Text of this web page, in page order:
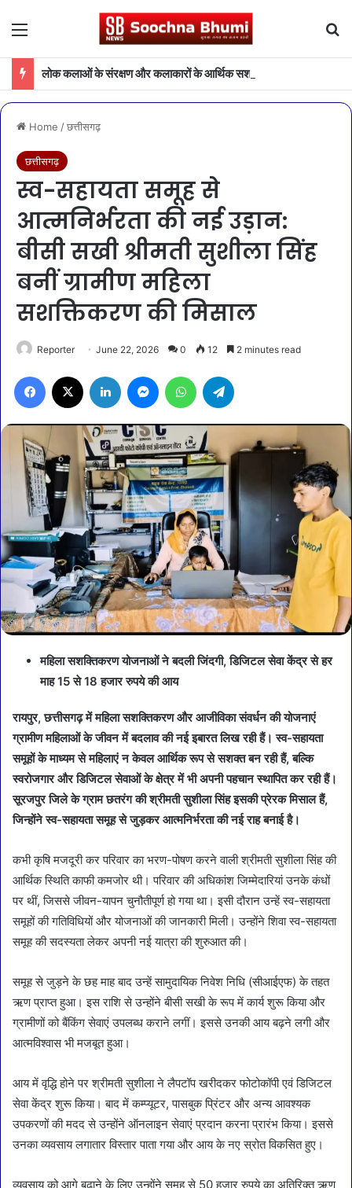
Menu
Home /छत्तीसगढ़
छत्तीसगढ़
स्व-सहायता समूह से
आत्मनिर्भरता की नई उड़ान:
बीसी सखी श्रीमती सुशीला सिंह
बनीं ग्रामीण महिला
सशक्तिकरण की मिसाल
Reporter June 22, 2026 0 12 2 minutes read
Facebook LinkedIn MessengerWhatsApp
महिला सशक्तिकरण योजनाओं ने बदली जिंदगी, डिजिटल सेवा केंद्र से हर
माह 15 से 18 हजार रुपये की आय
रायपुर, छत्तीसगढ़ में महिला सशक्तिकरण और आजीविका संवर्धन की योजनाएं
ग्रामीण महिलाओं के जीवन में बदलाव की नई इबारत लिख रही हैं। स्व-सहायता
समूहों के माध्यम से महिलाएं न केवल आर्थिक रूप से सशक्त बन रही हैं, बल्कि
स्वरोजगार और डिजिटल सेवाओं के क्षेत्र में भी अपनी पहचान स्थापित कर रही हैं।
सूरजपुर जिले के ग्राम छतरंग की श्रीमती सुशीला सिंह इसकी प्रेरक मिसाल हैं,
जिन्होंने स्व-सहायता समूह से जुड़कर आत्मनिर्भरता की नई राह बनाई है।
कभी कृषि मजदूरी कर परिवार का भरण-पोषण करने वाली श्रीमती सुशीला सिंह की
आर्थिक स्थिति काफी कमजोर थी। परिवार की अधिकांश जिम्मेदारियां उनके कंधों
पर थीं, जिससे जीवन-यापन चुनौतीपूर्ण हो गया था। इसी दौरान उन्हें स्व-सहायता
समूहों की गतिविधियों और योजनाओं की जानकारी मिली। उन्होंने शिवा स्व-सहायता
समूह की सदस्यता लेकर अपनी नई यात्रा की शुरुआत की।
समूह से जुड़ने के छह माह बाद उन्हें सामुदायिक निवेश निधि (सीआईएफ) के तहत
ऋण प्राप्त हुआ। इस राशि से उन्होंने बीसी सखी के रूप में कार्य शुरू किया और
ग्रामीणों को बैंकिंग सेवाएं उपलब्ध कराने लगीं। इससे उनकी आय बढ़ने लगी और
आत्मविश्वास भी मजबूत हुआ।
आय में वृद्धि होने पर श्रीमती सुशीला ने लैपटॉप खरीदकर फोटोकॉपी एवं डिजिटल
सेवा केंद्र शुरू किया। बाद में कम्प्यूटर, पासबुक प्रिंटर और अन्य आवश्यक
उपकरणों की मदद से उन्होंने ऑनलाइन सेवाएं प्रदान करना प्रारंभ किया। इससे
उनका व्यवसाय लगातार विस्तार पाता गया और आय के नए स्रोत विकसित हुए।
व्यवसाय को आगे बढ़ाने के लिए उन्होंने समूह से 50 हजार रुपये का अतिरिक्त ऋण